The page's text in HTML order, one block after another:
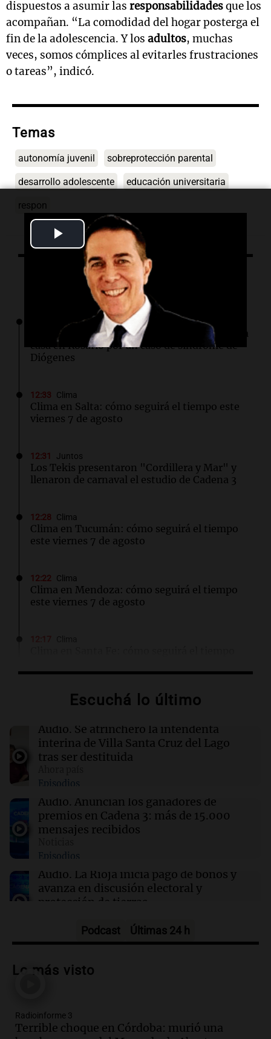
Play
Video
dispuestos a asumir las responsabilidadesque los
acompañan. “La comodidad del hogar posterga el
fin de la adolescencia. Y los adultos, muchas
veces, somos cómplices al evitarles frustraciones
o tareas”, indicó.
Temas
autonomía juvenil sobreprotección parental
desarrollo adolescente educación universitaria
respon
Lo último
Siempre Juntos Rosario
Retiraran hasta 14 camiones de basura de una
casa en Rosario por un caso de síndrome de
Diógenes
12:33 Clima
Clima en Salta: cómo seguirá el tiempo este
viernes 7 de agosto
12:31 Juntos
Los Tekis presentaron "Cordillera y Mar" y
llenaron de carnaval el estudio de Cadena 3
12:28 Clima
Clima en Tucumán: cómo seguirá el tiempo
este viernes 7 de agosto
12:22 Clima
Clima en Mendoza: cómo seguirá el tiempo
este viernes 7 de agosto
Juntos
Santa Cruz del Lago y se atrincheró
12:13 Sociedad
números ganadores de hoy viernes 7 de
agosto.
12:11 Clima
viernes 7 de agosto
Escuchá lo último
Audio. Se atrincheró la intendenta
interina de Villa Santa Cruz del Lago
tras ser destituida
Episodios
Audio. Anuncian los ganadores de
premios en Cadena 3: más de 15.000
mensajes recibidos
Episodios
Audio. La Rioja inicia pago de bonos y
avanza en discusión electoral y
protección de tierras
Audio.Los Tekis presentaron
carnaval el estudio de Cadena 3
Audio.La Expo La Bulaye 2026
comienza con sorpresas y grandes
Podcast Últimas 24 h
Lo más visto
Radioinforme 3
Terrible choque en Córdoba: murió una